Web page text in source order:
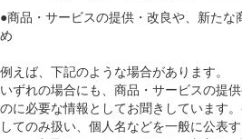
●商品・サービスの提供・改良や、新たな
め
例えば、下記のような場合があります。
いずれの場合にも、商品・サービスの提
のに必要な情報としてお聞きしています
してのみ扱い、個人名などを一般に公表